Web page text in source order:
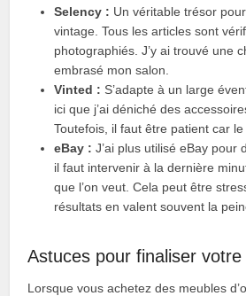
Selency : Un véritable trésor
vintage. Tous les articles sont
photographiés. J’y ai trouvé une
embrasé mon salon.
Vinted : S’adapte à un large
ici que j’ai déniché des
Toutefois, il faut être patient car
eBay : J’ai plus utilisé eBay pour
il faut intervenir à la dernière
que l’on veut. Cela peut être
résultats en valent souvent la
Astuces pour finaliser
Lorsque vous achetez des meubles